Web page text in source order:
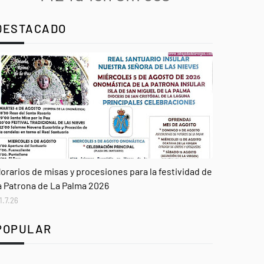
de misas y procesiones para la festividad de
Patrona de La Palma 2026